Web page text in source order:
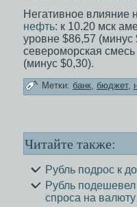
Негативное влияние
нефть: к 10.20 мск
уровне $86,57
североморская
(минус $0,30).
Метки: банк, бюджет,
Читайте также:
Рубль подрос к
Рубль
спроса на валюту